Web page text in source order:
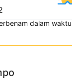
dalam waktu